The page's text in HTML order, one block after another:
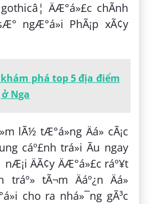
ÄÆ°á»£c chÃ­nh
ngÆ°á»i PhÃ¡p xÃ¢y
phá top 5 địa điểm
Nga
lÃ½ tÆ°á»ng Äá» cÃ¡c
cáº£nh trá»i Ãu ngay
ÄÃ¢y ÄÆ°á»£c ráº¥t
tráº» tÃ¬m Äáº¿n Äá»
cho ra nhá»¯ng gÃ³c